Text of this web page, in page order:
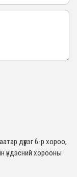
дүүрэг 6-р хороо,
үндэсний хорооны